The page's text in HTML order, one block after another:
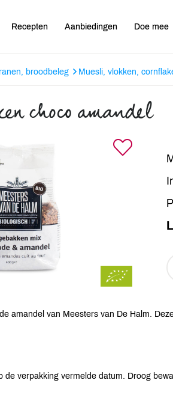
Recepten Aanbiedingen Doe mee
broodbeleg Muesli, vlokken,
choco amandel
amandel van Meesters van De Halm.
de verpakking vermelde datum. Droog